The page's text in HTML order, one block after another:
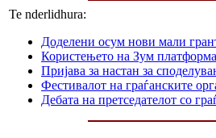
Te nderlidhura:
Доделени осум нови мали
Користењето на Зум
Пријава за настан за
Фестивалот на граѓанските
Дебата на претседателот со